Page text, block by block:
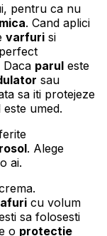
pentru ca nu
. Cand aplici
varfuri si
perfect
Daca parul este
sau
sa iti protejeze
umed.
. Alege
ai.
cu volum
sa folosesti
o protectie